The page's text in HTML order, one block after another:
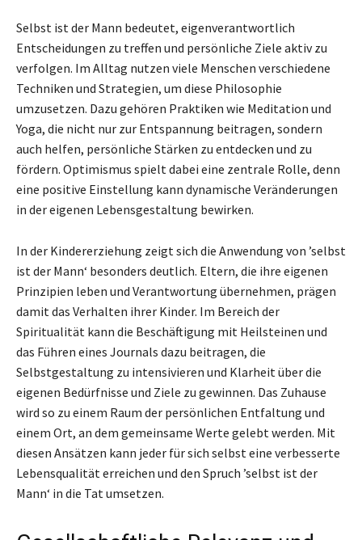
Selbst ist der Mann bedeutet, eigenverantwortlich
Entscheidungen zu treffen und persönliche Ziele aktiv zu
verfolgen. Im Alltag nutzen viele Menschen verschiedene
Techniken und Strategien, um diese Philosophie
umzusetzen. Dazu gehören Praktiken wie Meditation und
Yoga, die nicht nur zur Entspannung beitragen, sondern
auch helfen, persönliche Stärken zu entdecken und zu
fördern. Optimismus spielt dabei eine zentrale Rolle, denn
eine positive Einstellung kann dynamische Veränderungen
in der eigenen Lebensgestaltung bewirken.
In der Kindererziehung zeigt sich die Anwendung von ’selbst
ist der Mann‘ besonders deutlich. Eltern, die ihre eigenen
Prinzipien leben und Verantwortung übernehmen, prägen
damit das Verhalten ihrer Kinder. Im Bereich der
Spiritualität kann die Beschäftigung mit Heilsteinen und
das Führen eines Journals dazu beitragen, die
Selbstgestaltung zu intensivieren und Klarheit über die
eigenen Bedürfnisse und Ziele zu gewinnen. Das Zuhause
wird so zu einem Raum der persönlichen Entfaltung und
einem Ort, an dem gemeinsame Werte gelebt werden. Mit
diesen Ansätzen kann jeder für sich selbst eine verbesserte
Lebensqualität erreichen und den Spruch ’selbst ist der
Mann‘ in die Tat umsetzen.